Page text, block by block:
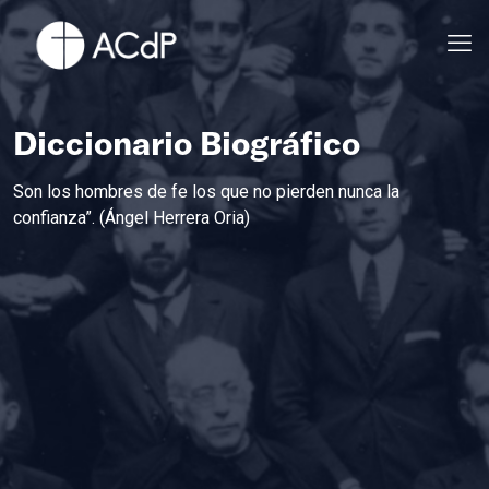
Diccionario Biográfico
Son los hombres de fe los que no pierden nunca la
confianza”. (Ángel Herrera Oria)